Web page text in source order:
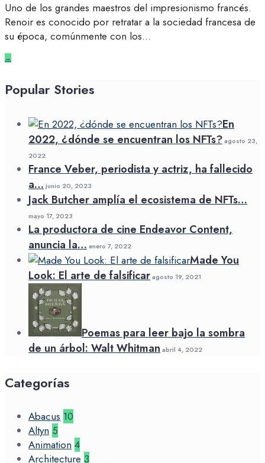
Uno de los grandes maestros del impresionismo francés.
Renoir es conocido por retratar a la sociedad francesa de
su época, comúnmente con los...
→
Popular Stories
En
2022, ¿dónde se encuentran los NFTs?agosto 23,
2022
France Veber, periodista y actriz, ha fallecido
a… junio 20, 2023
Jack Butcher amplía el ecosistema de NFTs…
mayo 17, 2023
La productora de cine Endeavor Content,
anuncia la… enero 7, 2022
Made You
Look: El arte de falsificaragosto 19, 2021
Poemas para leer bajo la sombra
de un árbol: Walt Whitman abril 4, 2022
Categorías
Abacus 10
Altyn 5
Animation 4
Architecture 3